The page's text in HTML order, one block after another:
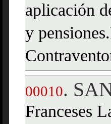
aplicación
y
00010.
Franceses